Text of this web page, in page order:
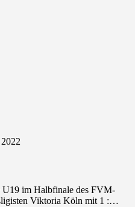
U19 im Halbfinale des FVM-
Viktoria Köln mit 1 :…